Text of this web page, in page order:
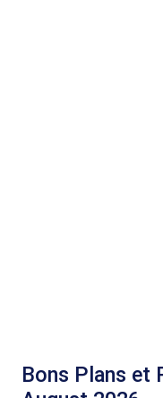
Bons Plans et